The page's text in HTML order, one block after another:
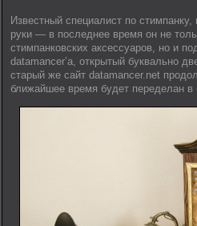
Известный специалист по
руки — в последнее время он не
стимпанковских аксессуаров, но и
datamancer’а, открытый буквально
старый же сайт datamancer.net
ближайшее время будет переделан в